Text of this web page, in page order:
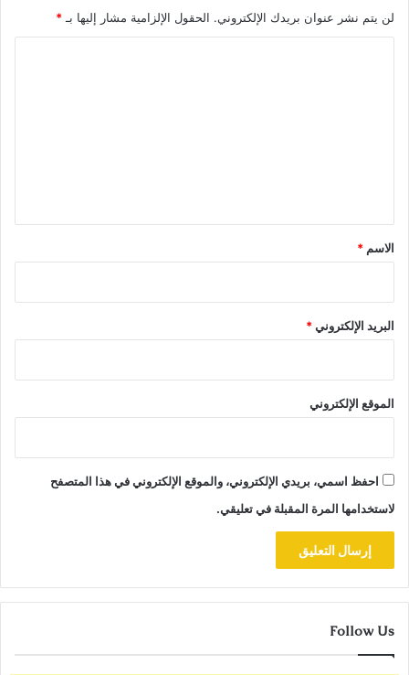
لن يتم نشر عنوان بريدك الإلكتروني. الحقول الإلزامية مشار إليها بـ *
*
الاسم *
البريد الإلكتروني*
الموقع الإلكتروني
احفظ اسمي، بريدي الإلكتروني، والموقع الإلكتروني في هذا المتصفح
لاستخدامها المرة المقبلة في تعليقي.
Follow Us